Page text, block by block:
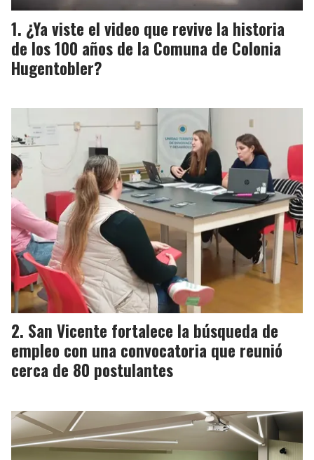
¿Ya viste el video que revive la historia
de los 100 años de la Comuna de Colonia
Hugentobler?
San Vicente fortalece la búsqueda de
empleo con una convocatoria que reunió
cerca de 80 postulantes